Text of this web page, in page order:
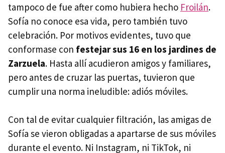
tampoco de fue after como hubiera hecho Froilán.
Sofía no conoce esa vida, pero también tuvo
celebración. Por motivos evidentes, tuvo que
conformase con festejar sus 16 en los jardines de
Zarzuela. Hasta allí acudieron amigos y familiares,
pero antes de cruzar las puertas, tuvieron que
cumplir una norma ineludible: adiós móviles.
Con tal de evitar cualquier filtración, las amigas de
Sofía se vieron obligadas a apartarse de sus móviles
durante el evento. Ni Instagram, ni TikTok, ni